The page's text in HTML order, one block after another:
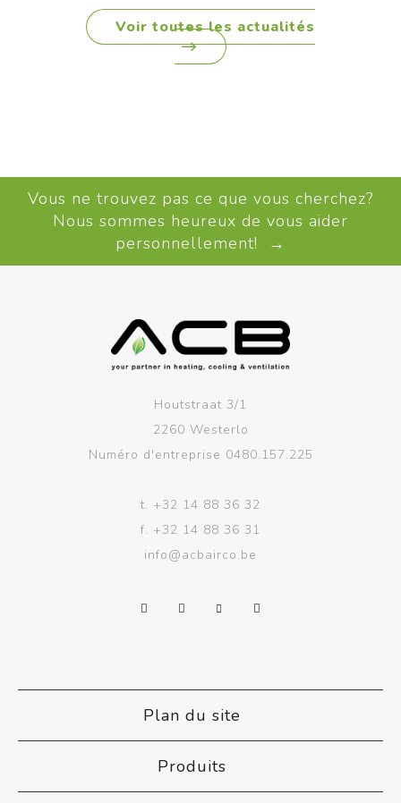
Voir toutes les actualités
Vous ne trouvez pas ce que vous cherchez?
Nous sommes heureux de vous aider
personnellement! →
Houtstraat 3/1
2260 Westerlo
Numéro d'entreprise 0480.157.225
t. +32 14 88 36 32
f. +32 14 88 36 31
info@acbairco.be
Plan du site
Produits